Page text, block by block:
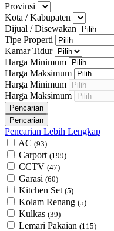
Provinsi
Kota / Kabupaten
Dijual / Disewakan
Tipe Properti
Kamar Tidur
Harga Minimum
Harga Maksimum
Harga Minimum
Harga Maksimum
Pencarian Lebih Lengkap
AC (93)
Carport (199)
CCTV (47)
Garasi (60)
Kitchen Set (5)
Kolam Renang (5)
Kulkas (39)
Lemari Pakaian (115)